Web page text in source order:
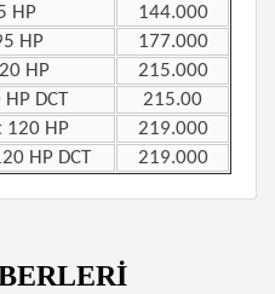
HP
144.000
HP
177.000
HP
215.000
DCT
215.00
120 HP
219.000
HP DCT
219.000